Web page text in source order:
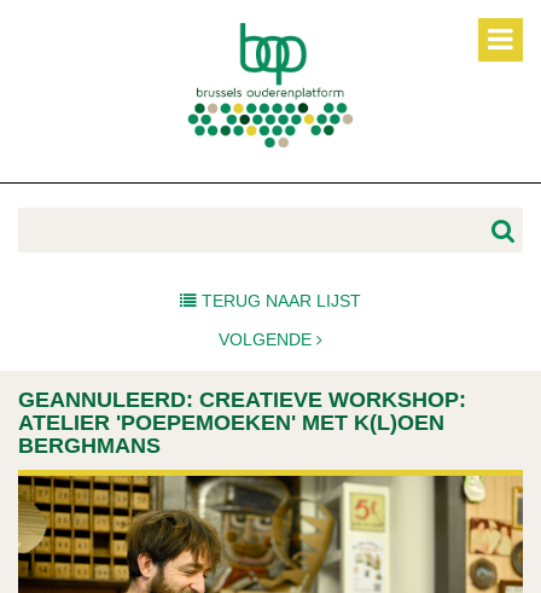
TERUG NAAR LIJST
VOLGENDE
GEANNULEERD: CREATIEVE WORKSHOP:
ATELIER 'POEPEMOEKEN' MET K(L)OEN
BERGHMANS